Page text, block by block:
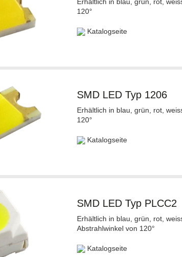
120°
Katalogseite
SMD LED Typ 1206
Erhältlich in blau, grün, rot,
120°
Katalogseite
SMD LED Typ PLCC2
Erhältlich in blau, grün, rot,
Abstrahlwinkel von 120°
Katalogseite